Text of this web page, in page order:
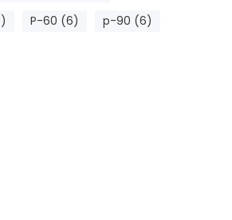
P-60 (6)
p-90 (6)